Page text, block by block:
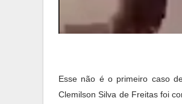
Esse não é o primeiro caso
Clemilson Silva de Freitas foi